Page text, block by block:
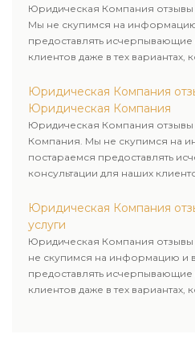
Юридическая Компания
Мы не скупимся на
предоставлять исчерпывающие
клиентов даже в тех вариантах,
пользовались юридическими
Юридическая Компания
Юридическая Компания
Юридическая Компания
Компания. Мы не скупимся на
постараемся предоставлять
консультации для наших
нашей компании.
Юридическая Компания
услуги
Юридическая Компания
не скупимся на информацию и
предоставлять исчерпывающие
клиентов даже в тех вариантах,
пользовались юридическими